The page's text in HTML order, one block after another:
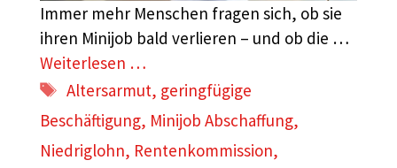
Immer mehr Menschen fragen sich, ob sie
ihren Minijob bald verlieren – und ob die …
Weiterlesen …
Schlagwörter
Altersarmut, geringfügige
Beschäftigung, Minijob Abschaffung,
Niedriglohn, Rentenkommission,